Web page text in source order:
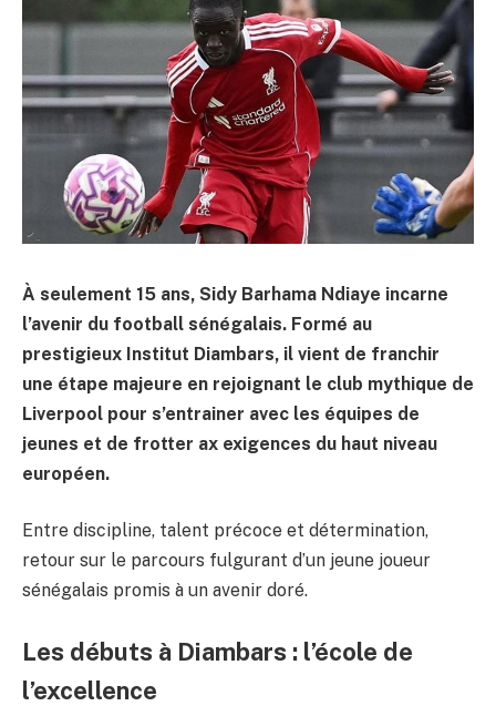
À seulement 15 ans, Sidy Barhama Ndiaye incarne
l’avenir du football sénégalais. Formé au
prestigieux Institut Diambars, il vient de franchir
une étape majeure en rejoignant le club mythique de
Liverpool pour s’entrainer avec les équipes de
jeunes et de frotter ax exigences du haut niveau
européen.
Entre discipline, talent précoce et détermination,
retour sur le parcours fulgurant d’un jeune joueur
sénégalais promis à un avenir doré.
Les débuts à Diambars : l’école de
l’excellence